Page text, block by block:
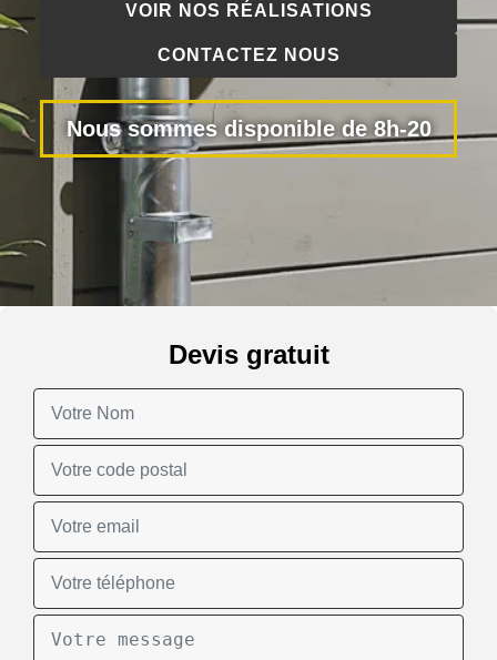
VOIR NOS RÉALISATIONS
CONTACTEZ NOUS
Nous sommes disponible de 8h-20
Devis gratuit